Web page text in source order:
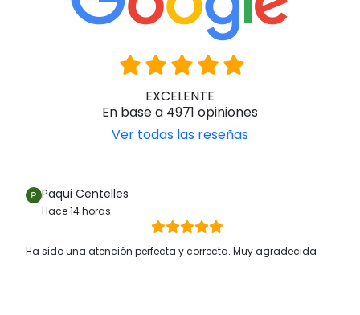
EXCELENTE
En base a 4971 opiniones
Ver todas las reseñas
Paqui Centelles
Hace 14 horas
Ha sido una atención perfecta y correcta. Muy agradecida